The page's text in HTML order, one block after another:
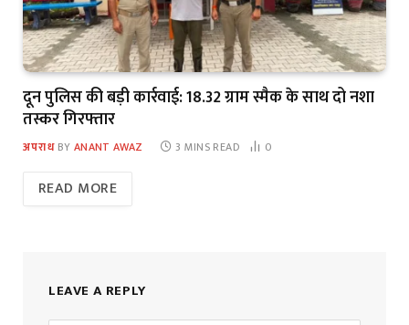
दून पुलिस की बड़ी कार्रवाई: 18.32 ग्राम स्मैक के साथ दो नशा
तस्कर गिरफ्तार
अपराध BY ANANT AWAZ 3 MINS READ 0
READ MORE
LEAVE A REPLY